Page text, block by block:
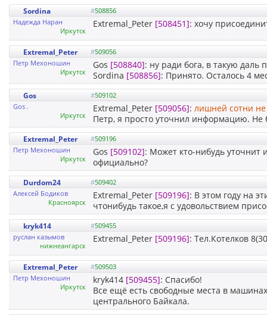
Sordina #508856
Надежда Наран
Иркутск
Extremal_Peter [508451]: хочу
Extremal_Peter #509056
Петр Мехоношин
Иркутск
Gos [508840]: ну ради бога, в такую даль
Sordina [508856]: Принято. Осталось 4
Gos #509102
Gos .
Иркутск
Extremal_Peter [509056]: лишней сотни
Петр, я просто уточнил информацию. Не
Extremal_Peter #509196
Петр Мехоношин
Иркутск
Gos [509102]: Может кто-нибудь уточнит
официально?
Durdom24 #509402
Алексей Бодиков
Красноярск
Extremal_Peter [509196]: В этом году на
чтонибудь такое,я с удовольствием
kryk414 #509455
руслан казымов
нижнеангарск
Extremal_Peter [509196]: Тел.Котелков
Extremal_Peter #509503
Петр Мехоношин
Иркутск
kryk414 [509455]: Спасибо!
Все ещё есть свободные места в
центрального Байкала.